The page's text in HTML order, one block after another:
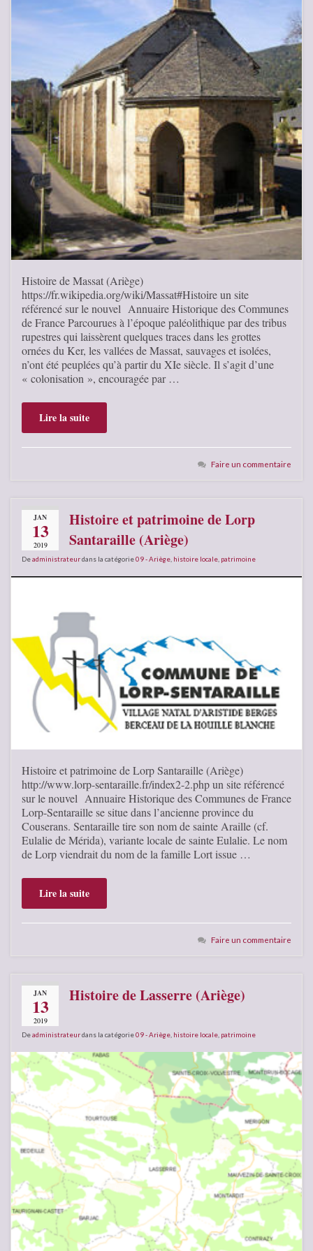
Histoire de Massat (Ariège)
https://fr.wikipedia.org/wiki/Massat#Histoire un site
référencé sur le nouvel Annuaire Historique des Communes
de France Parcourues à l’époque paléolithique par des tribus
rupestres qui laissèrent quelques traces dans les grottes
ornées du Ker, les vallées de Massat, sauvages et isolées,
n’ont été peuplées qu’à partir du XIe siècle. Il s’agit d’une
« colonisation », encouragée par …
Lire la suite
Faire un commentaire
JAN
13
2019
Histoire et patrimoine de Lorp
Santaraille (Ariège)
Deadministrateurdans la catégorie09 - Ariège histoire locale patrimoine
Histoire et patrimoine de Lorp Santaraille (Ariège)
http://www.lorp-sentaraille.fr/index2-2.php un site référencé
sur le nouvel Annuaire Historique des Communes de France
Lorp-Sentaraille se situe dans l’ancienne province du
Couserans. Sentaraille tire son nom de sainte Araille (cf.
Eulalie de Mérida), variante locale de sainte Eulalie. Le nom
de Lorp viendrait du nom de la famille Lort issue …
Lire la suite
Faire un commentaire
JAN
13
2019
Histoire de Lasserre (Ariège)
Deadministrateurdans la catégorie09 - Ariège histoire locale patrimoine